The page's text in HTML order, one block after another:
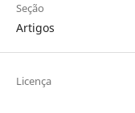
Seção
Artigos
Licença